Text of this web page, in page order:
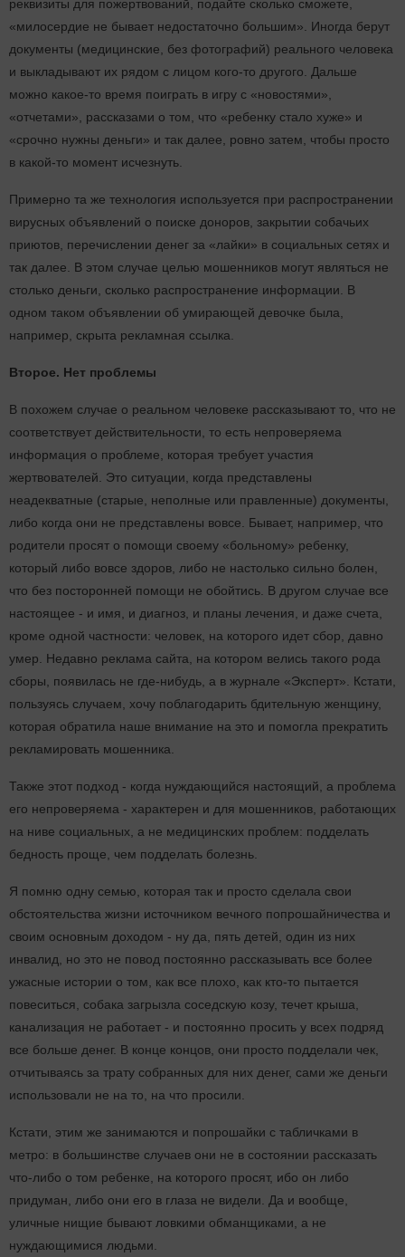
реквизиты для пожертвований, подайте сколько сможете,
«милосердие не бывает недостаточно большим». Иногда берут
документы (медицинские, без фотографий) реального человека
и выкладывают их рядом с лицом кого-то другого. Дальше
можно какое-то время поиграть в игру с «новостями»,
«отчетами», рассказами о том, что «ребенку стало хуже» и
«срочно нужны деньги» и так далее, ровно затем, чтобы просто
в какой-то момент исчезнуть.
Примерно та же технология используется при распространении
вирусных объявлений о поиске доноров, закрытии собачьих
приютов, перечислении денег за «лайки» в социальных сетях и
так далее. В этом случае целью мошенников могут являться не
столько деньги, сколько распространение информации. В
одном таком объявлении об умирающей девочке была,
например, скрыта рекламная ссылка.
Второе. Нет проблемы
В похожем случае о реальном человеке рассказывают то, что не
соответствует действительности, то есть непроверяема
информация о проблеме, которая требует участия
жертвователей. Это ситуации, когда представлены
неадекватные (старые, неполные или правленные) документы,
либо когда они не представлены вовсе. Бывает, например, что
родители просят о помощи своему «больному» ребенку,
который либо вовсе здоров, либо не настолько сильно болен,
что без посторонней помощи не обойтись. В другом случае все
настоящее - и имя, и диагноз, и планы лечения, и даже счета,
кроме одной частности: человек, на которого идет сбор, давно
умер. Недавно реклама сайта, на котором велись такого рода
сборы, появилась не где-нибудь, а в журнале «Эксперт». Кстати,
пользуясь случаем, хочу поблагодарить бдительную женщину,
которая обратила наше внимание на это и помогла прекратить
рекламировать мошенника.
Также этот подход - когда нуждающийся настоящий, а проблема
его непроверяема - характерен и для мошенников, работающих
на ниве социальных, а не медицинских проблем: подделать
бедность проще, чем подделать болезнь.
Я помню одну семью, которая так и просто сделала свои
обстоятельства жизни источником вечного попрошайничества и
своим основным доходом - ну да, пять детей, один из них
инвалид, но это не повод постоянно рассказывать все более
ужасные истории о том, как все плохо, как кто-то пытается
повеситься, собака загрызла соседскую козу, течет крыша,
канализация не работает - и постоянно просить у всех подряд
все больше денег. В конце концов, они просто подделали чек,
отчитываясь за трату собранных для них денег, сами же деньги
использовали не на то, на что просили.
Кстати, этим же занимаются и попрошайки с табличками в
метро: в большинстве случаев они не в состоянии рассказать
что-либо о том ребенке, на которого просят, ибо он либо
придуман, либо они его в глаза не видели. Да и вообще,
уличные нищие бывают ловкими обманщиками, а не
нуждающимися людьми.